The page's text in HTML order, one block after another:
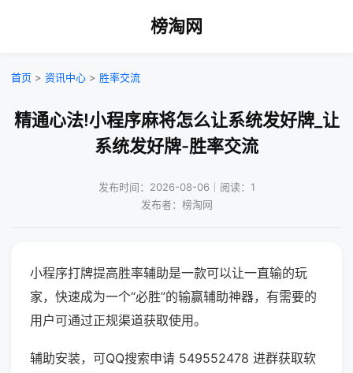
榜淘网
首页 > 资讯中心 > 胜率交流
精通心法!小程序麻将怎么让系统发好牌_让
系统发好牌-胜率交流
发布时间：2026-08-06｜阅读：1
发布者：榜淘网
小程序打牌提高胜率辅助是一款可以让一直输的玩
家，快速成为一个“必胜”的输赢辅助神器，有需要的
用户可通过正规渠道获取使用。
辅助安装，可QQ搜索申请 549552478 进群获取软